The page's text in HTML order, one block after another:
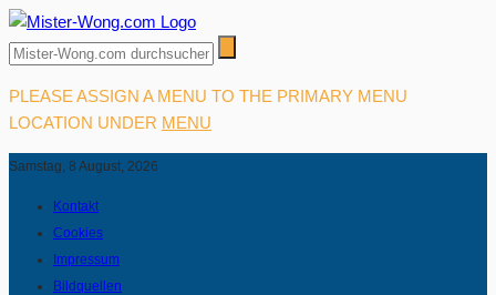
PLEASE ASSIGN A MENU TO THE PRIMARY MENU
LOCATION UNDER MENU
Samstag, 8 August, 2026
Kontakt
Cookies
Impressum
Bildquellen